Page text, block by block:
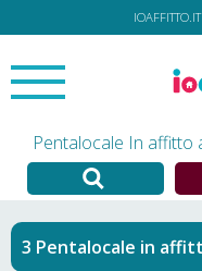
Pentalocale In affitto
Pentalocale in